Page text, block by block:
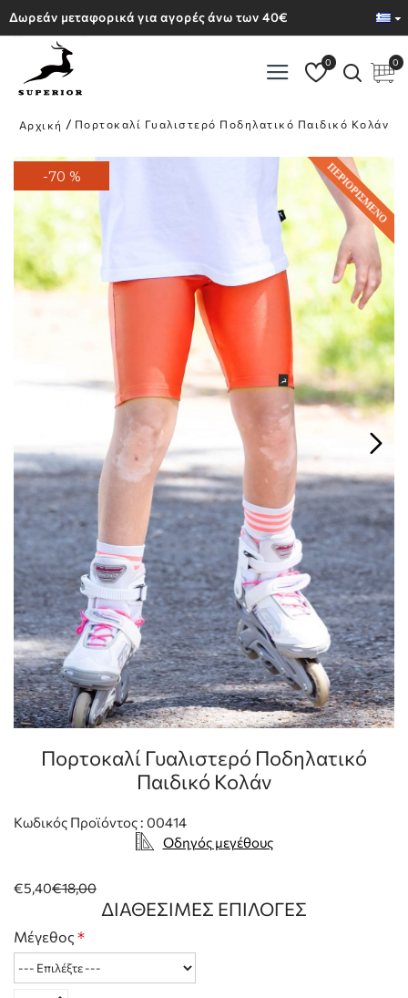
Δωρεάν μεταφορικά για αγορές άνω των 40€
0 0
Αρχική Πορτοκαλί Γυαλιστερό Ποδηλατικό Παιδικό Κολάν
ΠΕΡΙΟΡΙΣΜΈΝΟ
-70 %
Πορτοκαλί Γυαλιστερό Ποδηλατικό
Παιδικό Κολάν
Κωδικός Προϊόντος : 00414
Οδηγός μεγέθους
€5,40€18,00
ΔΙΑΘΈΣΙΜΕΣ ΕΠΙΛΟΓΈΣ
Μέγεθος